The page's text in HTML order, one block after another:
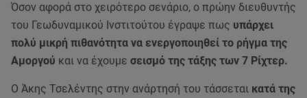
Όσον αφορά στο χειρότερο σενάριο, ο πρώην διευθυντής
του Γεωδυναμικού Ινστιτούτου έγραψε πως υπάρχει
πολύ μικρή πιθανότητα να ενεργοποιηθεί το ρήγμα της
Αμοργού και να έχουμε σεισμό της τάξης των 7 Ρίχτερ.
Ο Άκης Τσελέντης στην ανάρτησή του τάσσεται κατά της